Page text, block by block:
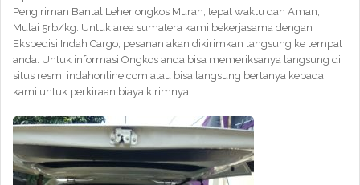
Pengiriman Bantal Leher ongkos Murah, tepat waktu dan Aman,
Mulai 5rb/kg. Untuk area sumatera kami bekerjasama dengan
Ekspedisi Indah Cargo, pesanan akan dikirimkan langsung ke tempat
anda. Untuk informasi Ongkos anda bisa memeriksanya langsung di
situs resmi indahonline.com atau bisa langsung bertanya kepada
kami untuk perkiraan biaya kirimnya